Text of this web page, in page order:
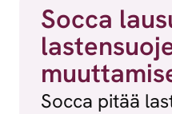
Socca
Socca pitää